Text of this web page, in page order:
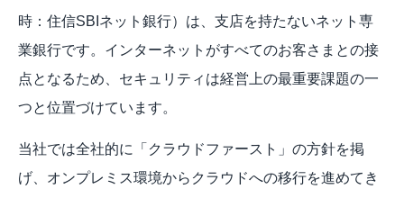
時：住信SBIネット銀行）は、支店を持たないネット専
業銀行です。インターネットがすべてのお客さまとの接
点となるため、セキュリティは経営上の最重要課題の一
つと位置づけています。
当社では全社的に「クラウドファースト」の方針を掲
げ、オンプレミス環境からクラウドへの移行を進めてき